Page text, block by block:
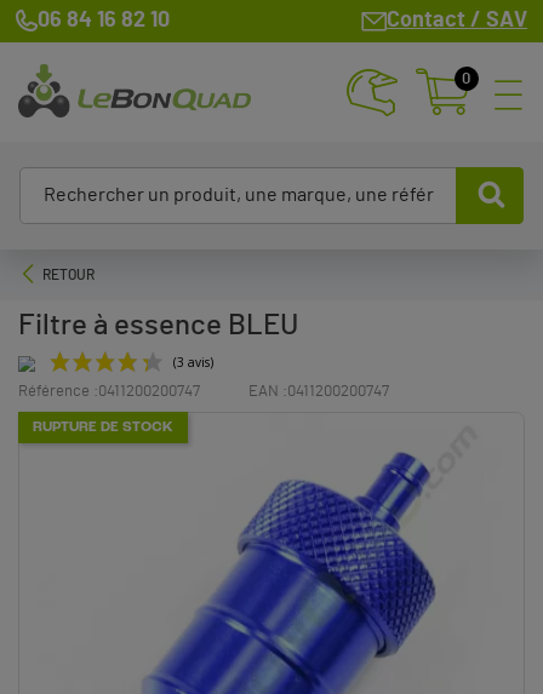
06 84 16 82 10 Contact / SAV
0
RETOUR
Filtre à essence BLEU
Référence :0411200200747 EAN :0411200200747
RUPTURE DE STOCK